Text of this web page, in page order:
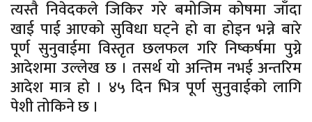
त्यस्तै निवेदकले जिकिर गरे बमोजिम कोषमा जाँदा
खाई पाई आएको सुविधा घट्ने हो वा होइन भन्ने बारे
पूर्ण सुनुवाईमा विस्तृत छलफल गरि निष्कर्षमा पुग्ने
आदेशमा उल्लेख छ । तसर्थ यो अन्तिम नभई अन्तरिम
आदेश मात्र हो । ४५ दिन भित्र पूर्ण सुनुवाईको लागि
पेशी तोकिने छ ।